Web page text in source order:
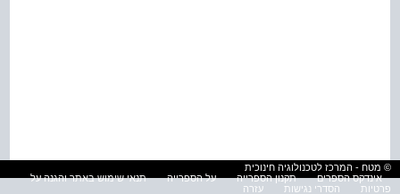
© מטח - המרכז לטכנולוגיה חינוכית
אינדקס הספרים
תקנון הספרייה על הספרייה
תנאי שימוש באתר והגנה על
פרטיות
הסדרי נגישות עזרה